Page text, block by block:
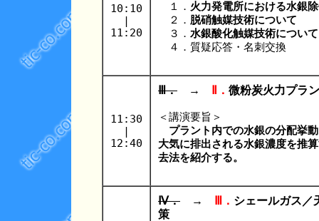
10:10
|
11:20
１． 火力発電所における水銀
２． 脱硝触媒技術について
３． 水銀酸化触媒技術について
４．質疑応答・名刺交換
11:30
|
12:40
Ⅲ． → Ⅱ． 微粉炭火力プラ
＜講演要旨＞
プラント内での水銀の分配挙
大気に排出される水銀濃度を推
去法を紹介する。
Ⅳ． → Ⅲ． シェールガス／
策